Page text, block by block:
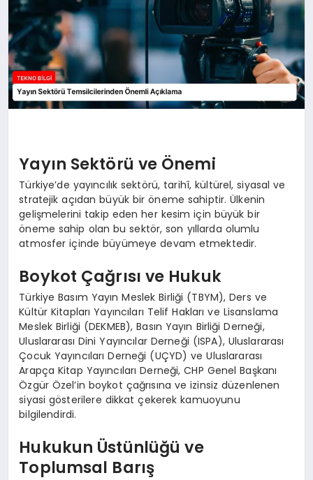
Yayın Sektörü ve Önemi
Türkiye’de yayıncılık sektörü, tarihî, kültürel, siyasal ve
stratejik açıdan büyük bir öneme sahiptir. Ülkenin
gelişmelerini takip eden her kesim için büyük bir
öneme sahip olan bu sektör, son yıllarda olumlu
atmosfer içinde büyümeye devam etmektedir.
Boykot Çağrısı ve Hukuk
Türkiye Basım Yayın Meslek Birliği (TBYM), Ders ve
Kültür Kitapları Yayıncıları Telif Hakları ve Lisanslama
Meslek Birliği (DEKMEB), Basın Yayın Birliği Derneği,
Uluslararası Dini Yayıncılar Derneği (ISPA), Uluslararası
Çocuk Yayıncıları Derneği (UÇYD) ve Uluslararası
Arapça Kitap Yayıncıları Derneği, CHP Genel Başkanı
Özgür Özel’in boykot çağrısına ve izinsiz düzenlenen
siyasi gösterilere dikkat çekerek kamuoyunu
bilgilendirdi.
Hukukun Üstünlüğü ve
Toplumsal Barış